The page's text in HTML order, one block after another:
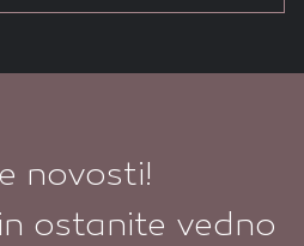
novosti!
ostanite vedno